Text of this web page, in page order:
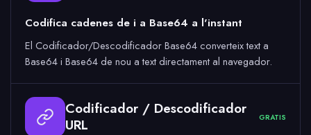
Codifica cadenes de i a Base64 a l'instant
El Codificador/Descodificador Base64 converteix text a
Base64 i Base64 de nou a text directament al navegador.
Codificador / Descodificador
URL
GRATIS